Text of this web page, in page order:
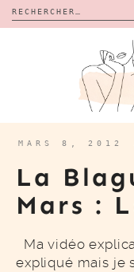
Rechercher :
CALENDRIERS DE
BON PLAN
À PROPOS
CONTACT
MARS 8, 2012
La
Mars :
Ma vidéo
expliqué mais je